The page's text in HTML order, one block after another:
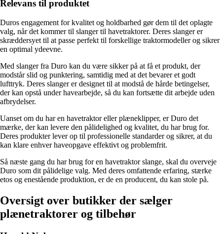
Relevans til produktet
Duros engagement for kvalitet og holdbarhed gør dem til det oplagte
valg, når det kommer til slanger til havetraktorer. Deres slanger er
skræddersyet til at passe perfekt til forskellige traktormodeller og sikrer
en optimal ydeevne.
Med slanger fra Duro kan du være sikker på at få et produkt, der
modstår slid og punktering, samtidig med at det bevarer et godt
lufttryk. Deres slanger er designet til at modstå de hårde betingelser,
der kan opstå under havearbejde, så du kan fortsætte dit arbejde uden
afbrydelser.
Uanset om du har en havetraktor eller plæneklipper, er Duro det
mærke, der kan levere den pålidelighed og kvalitet, du har brug for.
Deres produkter lever op til professionelle standarder og sikrer, at du
kan klare enhver haveopgave effektivt og problemfrit.
Så næste gang du har brug for en havetraktor slange, skal du overveje
Duro som dit pålidelige valg. Med deres omfattende erfaring, stærke
etos og enestående produktion, er de en producent, du kan stole på.
Oversigt over butikker der sælger
plænetraktorer og tilbehør